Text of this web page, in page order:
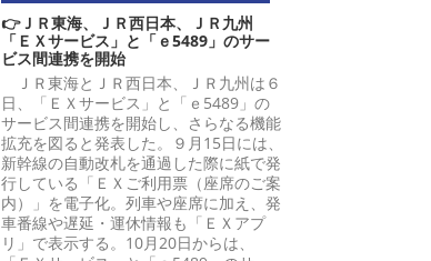
👉ＪＲ東海、ＪＲ西日本、ＪＲ九州
「ＥＸサービス」と「ｅ5489」のサー
ビス間連携を開始
ＪＲ東海とＪＲ西日本、ＪＲ九州は６
日、「ＥＸサービス」と「ｅ5489」の
サービス間連携を開始し、さらなる機能
拡充を図ると発表した。９月15日には、
新幹線の自動改札を通過した際に紙で発
行している「ＥＸご利用票（座席のご案
内）」を電子化。列車や座席に加え、発
車番線や遅延・運休情報も「ＥＸアプ
リ」で表示する。10月20日からは、